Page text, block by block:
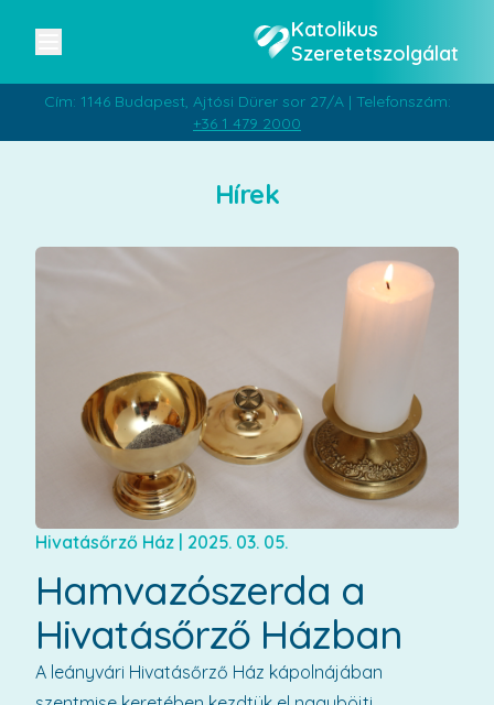
Katolikus
Szeretetszolgálat
Cím: 1146 Budapest, Ajtósi Dürer sor 27/A | Telefonszám:
+36 1 479 2000
Hírek
Hivatásőrző Ház 2025. 03. 05.
Hamvazószerda a
Hivatásőrző Házban
A leányvári Hivatásőrző Ház kápolnájában